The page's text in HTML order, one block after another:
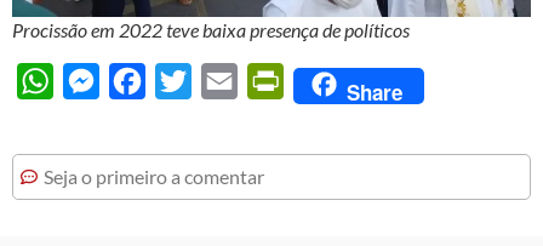
Procissão em 2022 teve baixa presença de políticos
WhatsAppMessengerFacebook
Twitter Email PrintFriendly
Share
Seja o primeiro a comentar